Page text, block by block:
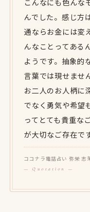
こんなにも色んな
んでした。感じ方
通ならお金には変
んなことってある
ようです。抽象的
言葉では現せませ
お二人のお人柄に
でなく勇気や希望
ってとても貴重な
が大切なご存在です
ココナラ電話占い 弥栄